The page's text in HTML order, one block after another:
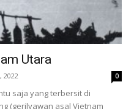
Utara
2022 0
saja yang terbersit di
(gerilyawan asal Vietnam